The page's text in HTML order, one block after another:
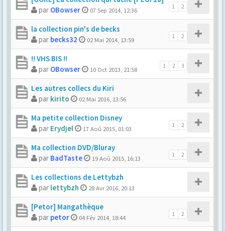
1 2
par OBowser 07 Sep 2014, 12:36
la collection pin's de becks
1 2
par becks32 02 Mai 2014, 13:59
!! VHS BIS !!
1 2 3
par OBowser 10 Oct 2013, 21:58
Les autres collecs du Kiri
par kirito 02 Mai 2016, 13:56
Ma petite collection Disney
1 2
par Erydjel 17 Aoû 2015, 01:03
Ma collection DVD/Bluray
1 2
par BadTaste 19 Aoû 2015, 16:13
Les collections de Lettybzh
par lettybzh 28 Avr 2016, 20:13
[Petor] Mangathèque
1 2
par petor 04 Fév 2014, 18:44